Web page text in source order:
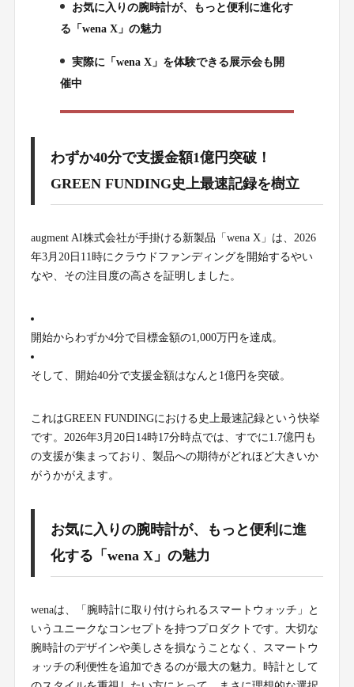
2.
お気に入りの腕時計が、もっと便利に進化す
る「wena X」の魅力
3.
実際に「wena X」を体験できる展示会も開
催中
わずか40分で支援金額1億円突破！
GREEN FUNDING史上最速記録を樹立
augment AI株式会社が手掛ける新製品「wena X」は、2026
年3月20日11時にクラウドファンディングを開始するやい
なや、その注目度の高さを証明しました。
開始からわずか4分で目標金額の1,000万円を達成。
そして、開始40分で支援金額はなんと1億円を突破。
これはGREEN FUNDINGにおける史上最速記録という快挙
です。2026年3月20日14時17分時点では、すでに1.7億円も
の支援が集まっており、製品への期待がどれほど大きいか
がうかがえます。
お気に入りの腕時計が、もっと便利に進
化する「wena X」の魅力
wenaは、「腕時計に取り付けられるスマートウォッチ」と
いうユニークなコンセプトを持つプロダクトです。大切な
腕時計のデザインや美しさを損なうことなく、スマートウ
ォッチの利便性を追加できるのが最大の魅力。時計として